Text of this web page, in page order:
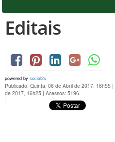
Editais
powered by social2s
Publicado: Quinta, 06 de Abril de 2017, 16h55 |
de 2017, 16h25 | Acessos: 5196